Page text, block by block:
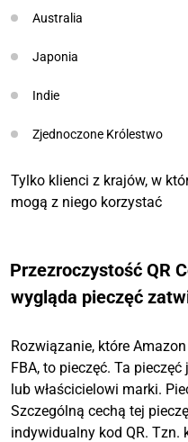
Australia
Japonia
Indie
Zjednoczone Królestwo
Tylko klienci z krajów, w
mogą z niego korzystać
Przezroczystość QR
wygląda pieczęć
Rozwiązanie, które
FBA, to pieczęć. Ta
lub właścicielowi marki.
Szczególną cechą tej
indywidualny kod QR. Tzn.